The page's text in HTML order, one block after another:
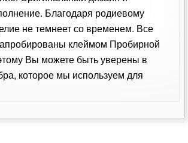
Благодаря родиевому
не темнеет со временем. Все
клеймом Пробирной
Вы можете быть уверены в
которое мы используем для